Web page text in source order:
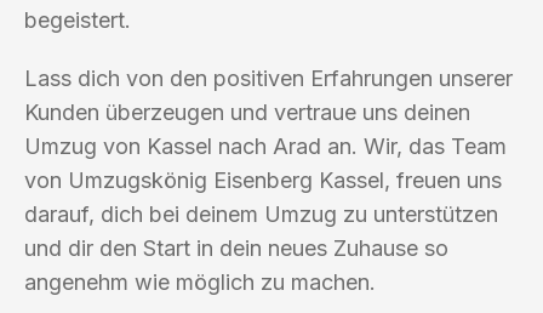
begeistert.
Lass dich von den positiven Erfahrungen unserer
Kunden überzeugen und vertraue uns deinen
Umzug von Kassel nach Arad an. Wir, das Team
von Umzugskönig Eisenberg Kassel, freuen uns
darauf, dich bei deinem Umzug zu unterstützen
und dir den Start in dein neues Zuhause so
angenehm wie möglich zu machen.